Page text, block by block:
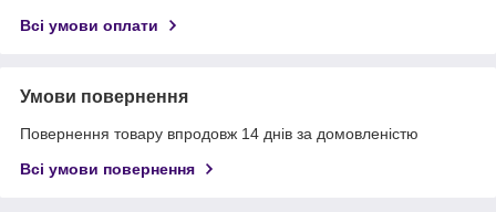
Всі умови оплати
Умови повернення
Повернення товару впродовж 14 днів за домовленістю
Всі умови повернення